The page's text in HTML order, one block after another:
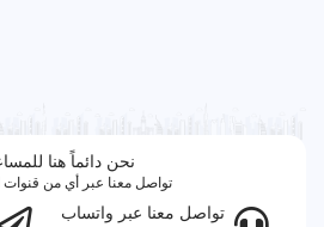
نحن دائماً هنا
تواصل معنا عبر أي من قنوات
تواصل معنا عبر واتساب